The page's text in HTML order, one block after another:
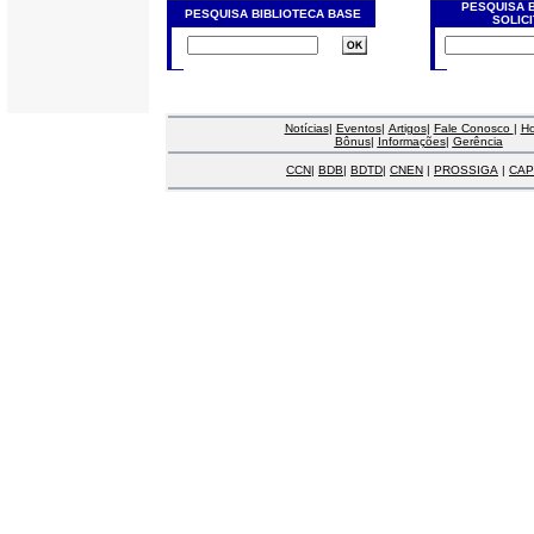
PESQUISA BIBLIOTECA BASE
PESQUISA
Notícias| Eventos| Artigos| Fale Conosco |
Bônus| Informações| Gerência
CCN| BDB| BDTD| CNEN | PROSSIGA |